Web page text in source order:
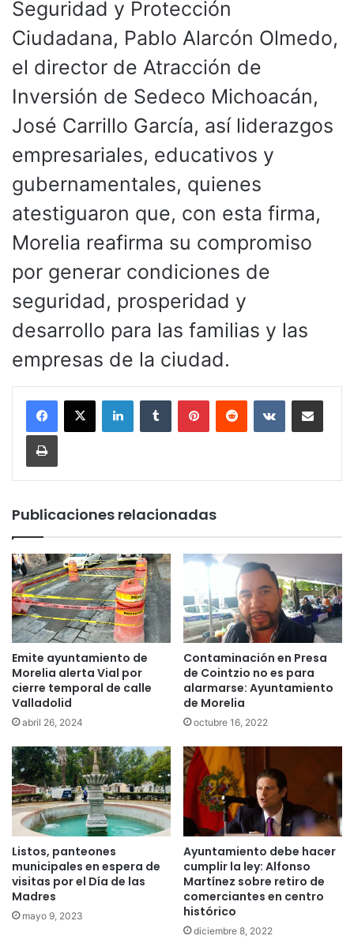
Seguridad y Protección
Ciudadana, Pablo Alarcón Olmedo,
el director de Atracción de
Inversión de Sedeco Michoacán,
José Carrillo García, así liderazgos
empresariales, educativos y
gubernamentales, quienes
atestiguaron que, con esta firma,
Morelia reafirma su compromiso
por generar condiciones de
seguridad, prosperidad y
desarrollo para las familias y las
empresas de la ciudad.
LinkedInTumblr PinterestReddit VKontakteCompartir por
Imprimir
Publicaciones relacionadas
Emite ayuntamiento de
Morelia alerta Vial por
cierre temporal de calle
Valladolid
abril 26, 2024
Contaminación en Presa
de Cointzio no es para
alarmarse: Ayuntamiento
de Morelia
octubre 16, 2022
Listos, panteones
municipales en espera de
visitas por el Día de las
Madres
mayo 9, 2023
Ayuntamiento debe hacer
cumplir la ley: Alfonso
Martínez sobre retiro de
comerciantes en centro
histórico
diciembre 8, 2022